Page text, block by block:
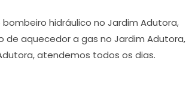
hidráulico no Jardim Adutora,
de aquecedor a gas no Jardim Adutora,
atendemos todos os dias.